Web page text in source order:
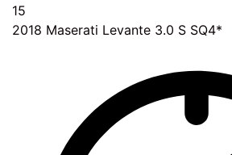
15
2018 Maserati Levante 3.0 S SQ4*